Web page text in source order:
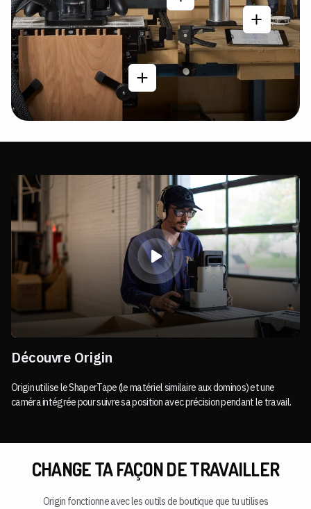
Découvre Origin
Origin utilise le ShaperTape (le matériel similaire aux dominos) et une
caméra intégrée pour suivre sa position avec précision pendant le travail.
CHANGE TA FAÇON DE TRAVAILLER
Origin fonctionne avec les outils de boutique que tu utilises